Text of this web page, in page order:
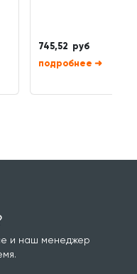
745,52 руб
➜
и наш менеджер